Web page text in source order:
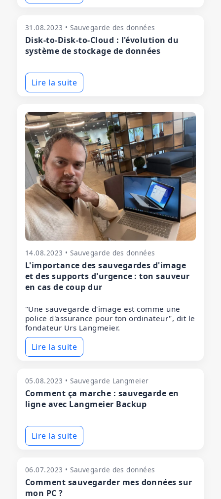
31.08.2023 • Sauvegarde des données
Disk-to-Disk-to-Cloud : l'évolution du
système de stockage de données
Lire la suite
14.08.2023 • Sauvegarde des données
L'importance des sauvegardes d'image
et des supports d'urgence : ton sauveur
en cas de coup dur
"Une sauvegarde d'image est comme une
police d'assurance pour ton ordinateur", dit le
fondateur Urs Langmeier.
Lire la suite
05.08.2023 • Sauvegarde Langmeier
Comment ça marche : sauvegarde en
ligne avec Langmeier Backup
Lire la suite
06.07.2023 • Sauvegarde des données
Comment sauvegarder mes données sur
mon PC ?